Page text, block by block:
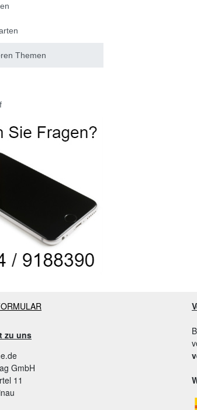
Themen
zu uns
GmbH
11